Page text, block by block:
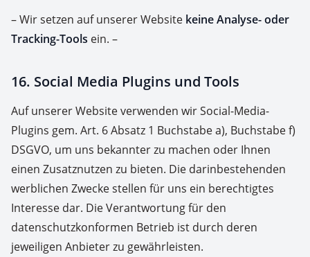
– Wir setzen auf unserer Website keine Analyse- oder
Tracking-Tools ein. –
16. Social Media Plugins und Tools
Auf unserer Website verwenden wir Social-Media-
Plugins gem. Art. 6 Absatz 1 Buchstabe a), Buchstabe f)
DSGVO, um uns bekannter zu machen oder Ihnen
einen Zusatznutzen zu bieten. Die darinbestehenden
werblichen Zwecke stellen für uns ein berechtigtes
Interesse dar. Die Verantwortung für den
datenschutzkonformen Betrieb ist durch deren
jeweiligen Anbieter zu gewährleisten.